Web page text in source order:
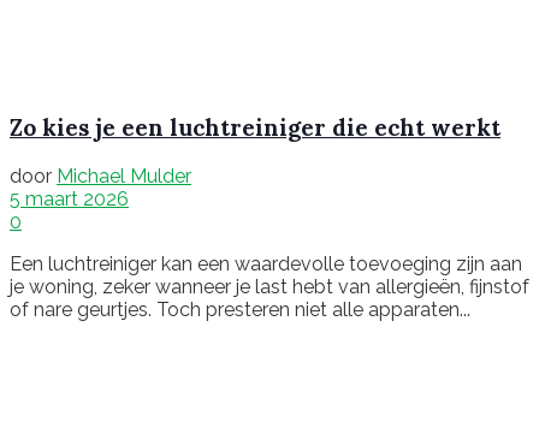
Zo kies je een luchtreiniger die echt werkt
door Michael Mulder
5 maart 2026
0
Een luchtreiniger kan een waardevolle toevoeging zijn aan
je woning, zeker wanneer je last hebt van allergieën, fijnstof
of nare geurtjes. Toch presteren niet alle apparaten...